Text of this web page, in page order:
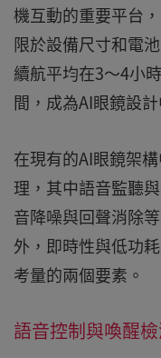
機互動的重要平台
限於設備尺寸和電
續航平均在3～4小
間，成為AI眼鏡設
在現有的AI眼鏡架
理，其中語音監聽
音降噪與回聲消除
外，即時性與低功
考量的兩個要素。
語音控制與喚醒